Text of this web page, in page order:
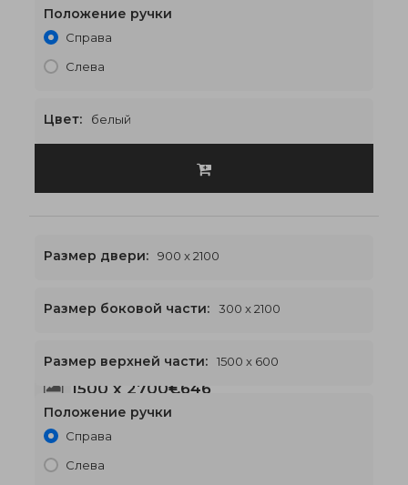
Положение ручки
Справа
Слева
Цвет: белый
1500 x 2700€646
Размер двери: 900 x 2100
Размер боковой части: 300 x 2100
Размер верхней части: 1500 x 600
Положение ручки
Справа
Слева